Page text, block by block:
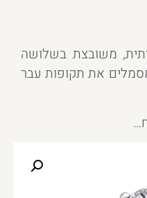
יוקרתית, משובצת בשלושה
את תקופות עבר